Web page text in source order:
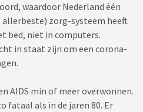
waardoor Nederland één
allerbeste) zorg-systeem heeft
bed, niet in computers.
in staat zijn om een corona-
AIDS min of meer overwonnen.
fataal als in de jaren 80. Er